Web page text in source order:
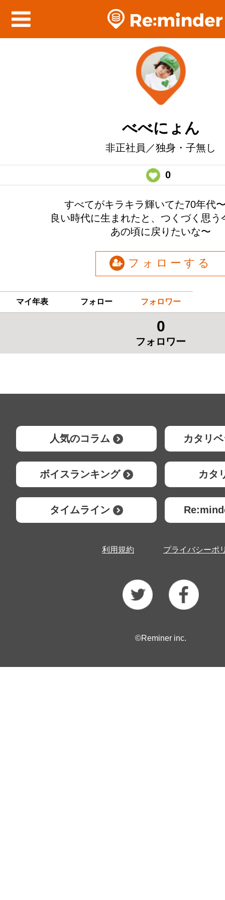
べべにょん
非正社員／独身・子無し
0
すべてがキラキラ輝いてた70年代
良い時代に生まれたと、つくづく思う
あの頃に戻りたいな〜
フォローする
マイ年表 フォロー フォロワー
0
フォロワー
人気のコラム カタリ
ボイスランキング カタ
タイムライン
利用規約 プライバシーポ
©Reminer inc.